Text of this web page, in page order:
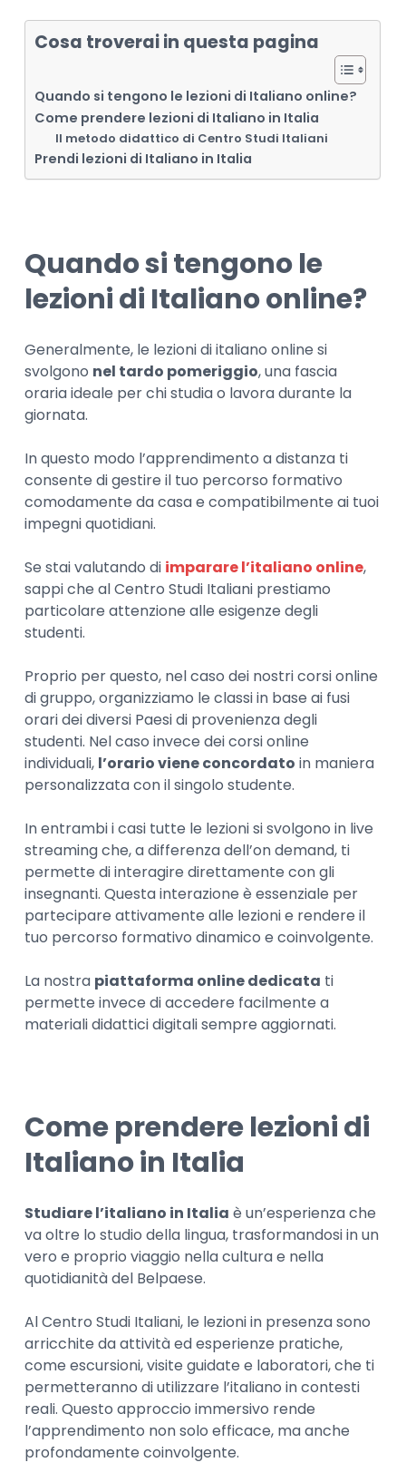
Cosa troverai in questa pagina
Quando si tengono le lezioni di Italiano online?
Come prendere lezioni di Italiano in Italia
Il metodo didattico di Centro Studi Italiani
Prendi lezioni di Italiano in Italia
Quando si tengono le
lezioni di Italiano online?
Generalmente, le lezioni di italiano online si
svolgono nel tardo pomeriggio, una fascia
oraria ideale per chi studia o lavora durante la
giornata.
In questo modo l’apprendimento a distanza ti
consente di gestire il tuo percorso formativo
comodamente da casa e compatibilmente ai tuoi
impegni quotidiani.
Se stai valutando di imparare l’italiano online,
sappi che al Centro Studi Italiani prestiamo
particolare attenzione alle esigenze degli
studenti.
Proprio per questo, nel caso dei nostri corsi online
di gruppo, organizziamo le classi in base ai fusi
orari dei diversi Paesi di provenienza degli
studenti. Nel caso invece dei corsi online
individuali, l’orario viene concordato in maniera
personalizzata con il singolo studente.
In entrambi i casi tutte le lezioni si svolgono in live
streaming che, a differenza dell’on demand, ti
permette di interagire direttamente con gli
insegnanti. Questa interazione è essenziale per
partecipare attivamente alle lezioni e rendere il
tuo percorso formativo dinamico e coinvolgente.
La nostra piattaforma online dedicata ti
permette invece di accedere facilmente a
materiali didattici digitali sempre aggiornati.
Come prendere lezioni di
Italiano in Italia
Studiare l’italiano in Italia è un’esperienza che
va oltre lo studio della lingua, trasformandosi in un
vero e proprio viaggio nella cultura e nella
quotidianità del Belpaese.
Al Centro Studi Italiani, le lezioni in presenza sono
arricchite da attività ed esperienze pratiche,
come escursioni, visite guidate e laboratori, che ti
permetteranno di utilizzare l’italiano in contesti
reali. Questo approccio immersivo rende
l’apprendimento non solo efficace, ma anche
profondamente coinvolgente.